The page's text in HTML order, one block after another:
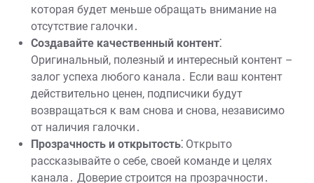
которая будет меньше обращать внимание на
отсутствие галочки․
Создавайте качественный контент⁚
Оригинальный, полезный и интересный контент –
залог успеха любого канала․ Если ваш контент
действительно ценен, подписчики будут
возвращаться к вам снова и снова, независимо
от наличия галочки․
Прозрачность и открытость⁚ Открыто
рассказывайте о себе, своей команде и целях
канала․ Доверие строится на прозрачности․